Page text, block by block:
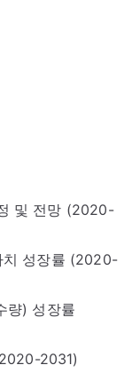
및 전망 (2020-
치 성장률 (2020-
량) 성장률
2031)